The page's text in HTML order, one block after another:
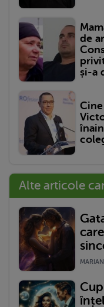
de
și-a
Alte articole